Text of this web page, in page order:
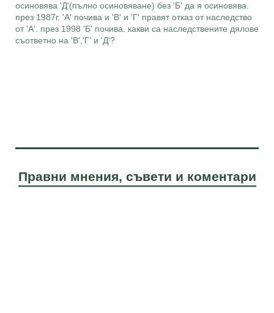
осиновява 'Д'(пълно осиновяване) без 'Б' да я осиновява.
през 1987г. 'А' почива и 'В' и 'Г' правят отказ от наследство
от 'А'. през 1998 'Б' почива. какви са наследствените дялове
съответно на 'В','Г' и 'Д'?
Правни мнения, съвети и коментари